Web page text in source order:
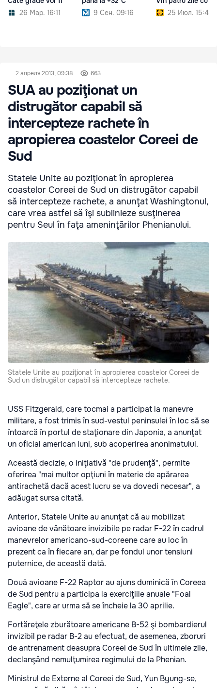
26 Мар. 16:11
9 Сен. 09:16
25 Июл. 15:45
2 апреля 2013, 09:38 663
SUA au poziţionat un
distrugător capabil să
intercepteze rachete în
apropierea coastelor Coreei de
Sud
Statele Unite au poziţionat în apropierea
coastelor Coreei de Sud un distrugător capabil
să intercepteze rachete, a anunţat Washingtonul,
care vrea astfel să îşi sublinieze susţinerea
pentru Seul în faţa ameninţărilor Phenianului.
Statele Unite au poziţionat în apropierea coastelor Coreei de
Sud un distrugător capabil să intercepteze rachete.
USS Fitzgerald, care tocmai a participat la manevre
militare, a fost trimis în sud-vestul peninsulei în loc să se
întoarcă în portul de staţionare din Japonia, a anunţat
un oficial american luni, sub acoperirea anonimatului.
Această decizie, o iniţiativă "de prudenţă", permite
oferirea "mai multor opţiuni în materie de apărarea
antirachetă dacă acest lucru se va dovedi necesar", a
adăugat sursa citată.
Anterior, Statele Unite au anunţat că au mobilizat
avioane de vânătoare invizibile pe radar F-22 în cadrul
manevrelor americano-sud-coreene care au loc în
prezent ca în fiecare an, dar pe fondul unor tensiuni
puternice, de această dată.
Două avioane F-22 Raptor au ajuns duminică în Coreea
de Sud pentru a participa la exerciţiile anuale "Foal
Eagle", care ar urma să se încheie la 30 aprilie.
Fortăreţele zburătoare americane B-52 şi bombardierul
invizibil pe radar B-2 au efectuat, de asemenea, zboruri
de antrenament deasupra Coreei de Sud în ultimele zile,
declanşând nemulţumirea regimului de la Phenian.
Ministrul de Externe al Coreei de Sud, Yun Byung-se,